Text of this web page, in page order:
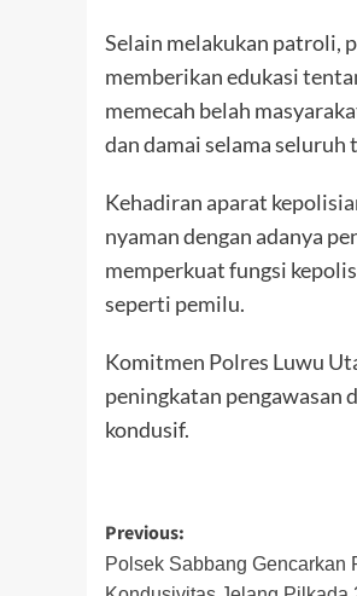
Selain melakukan patroli,
memberikan edukasi
memecah belah
dan damai selama
Kehadiran aparat
nyaman dengan adanya
memperkuat fungsi
seperti pemilu.
Komitmen Polres Luwu
peningkatan pengawasan
kondusif.
Post
navigation
Previous:
Polsek Sabbang Gencarkan